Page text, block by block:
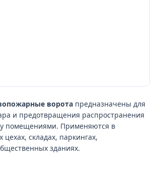
ворота предназначены для
и предотвращения распространения
помещениями. Применяются в
цехах, складах, паркингах,
зданиях.